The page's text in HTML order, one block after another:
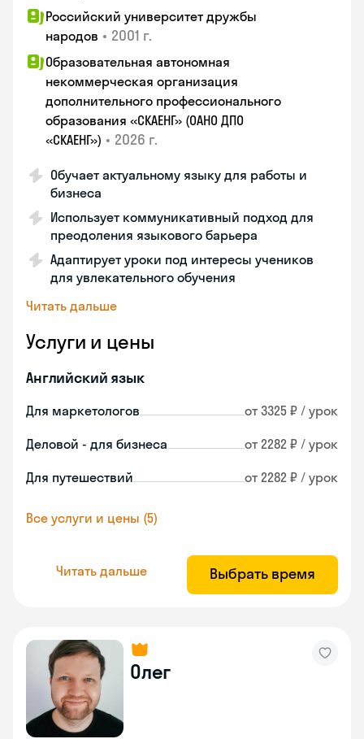
Российский университет дружбы
народов • 2001 г.
Образовательная автономная
некоммерческая организация
дополнительного профессионального
образования «СКАЕНГ» (ОАНО ДПО
«СКАЕНГ») • 2026 г.
Обучает актуальному языку для работы и
бизнеса
Использует коммуникативный подход для
преодоления языкового барьера
Адаптирует уроки под интересы учеников
для увлекательного обучения
Читать дальше
Услуги и цены
Английский язык
Для маркетологов от 3325 ₽ / урок
Деловой - для бизнеса от 2282 ₽ / урок
Для путешествий от 2282 ₽ / урок
Все услуги и цены (5)
Читать дальше Выбрать время
Олег